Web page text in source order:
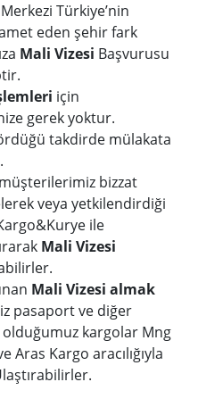
Türkiye’nin
eden şehir fark
Mali Vizesi Başvurusu
için
gerek yoktur.
takdirde mülakata
bizzat
veya yetkilendirdiği
ile
Mali Vizesi
Mali Vizesi almak
pasaport ve diğer
olduğumuz kargolar Mng
Aras Kargo aracılığıyla